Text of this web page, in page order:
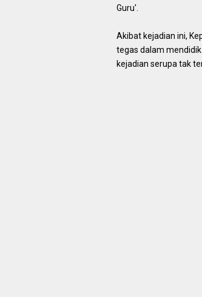
Guru'.
Akibat kejadian ini,
tegas dalam
kejadian serupa tak